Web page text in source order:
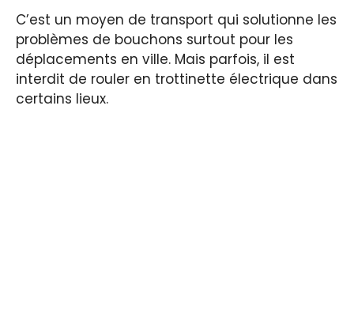
C’est un moyen de transport qui solutionne les
problèmes de bouchons surtout pour les
déplacements en ville. Mais parfois, il est
interdit de rouler en trottinette électrique dans
certains lieux.